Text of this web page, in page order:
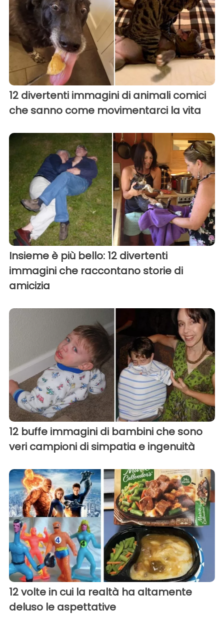
12 divertenti immagini di animali comici
che sanno come movimentarci la vita
Insieme è più bello: 12 divertenti
immagini che raccontano storie di
amicizia
12 buffe immagini di bambini che sono
veri campioni di simpatia e ingenuità
12 volte in cui la realtà ha altamente
deluso le aspettative